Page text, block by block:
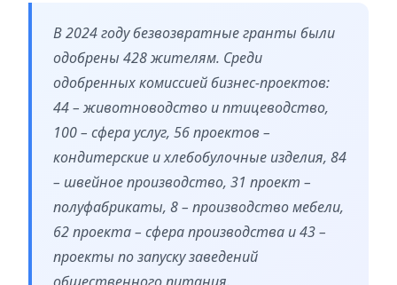
В 2024 году безвозвратные гранты были
одобрены 428 жителям. Среди
одобренных комиссией бизнес-проектов:
44 – животноводство и птицеводство,
100 – сфера услуг, 56 проектов –
кондитерские и хлебобулочные изделия, 84
– швейное производство, 31 проект –
полуфабрикаты, 8 – производство мебели,
62 проекта – сфера производства и 43 –
проекты по запуску заведений